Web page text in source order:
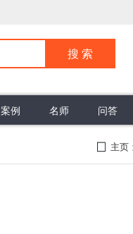
计价方式
承诺书
案例 名师 问答
主页